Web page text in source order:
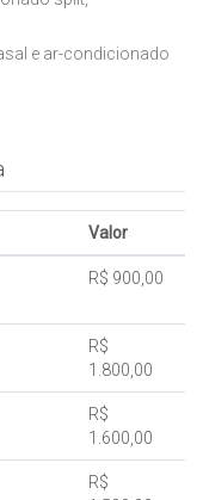
e ar-condicionado
liquidificador,
para 02 veículos,
porte.
02 pessoas no sofá-
porém dentro da
Valor
R$ 900,00
R$
1.800,00
R$
1.600,00
R$